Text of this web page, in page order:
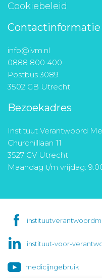
Cookiebeleid
Contactinformatie
info@ivm.nl
0888 800 400
Postbus 3089
3502 GB Utrecht
Bezoekadres
Instituut Verantwoord
Churchilllaan 11
3527 GV Utrecht
Maandag t/m vrijdag:
instituut-voor-
medicijngebruik